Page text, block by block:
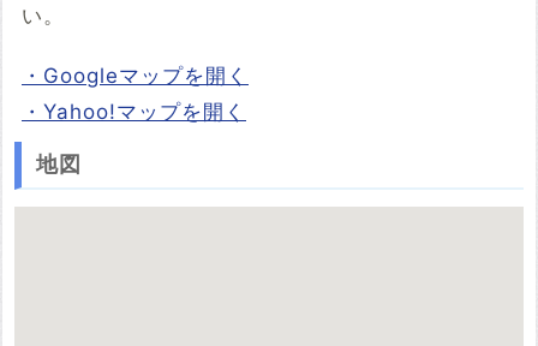
い。
・Googleマップを開く
・Yahoo!マップを開く
地図